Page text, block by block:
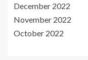
December 2022
November 2022
October 2022